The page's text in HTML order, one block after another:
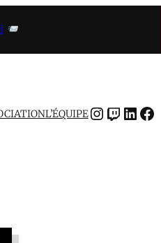
L’ÉQUIPEINSTAGRAMTWITCH LINKEDIN FACEBOOK